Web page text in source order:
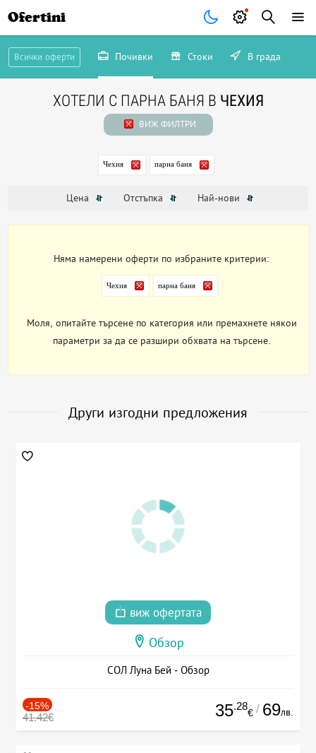
Ofertini
Всички оферти Почивки Стоки В града
ХОТЕЛИ С ПАРНА БАНЯ В ЧЕХИЯ
ВИЖ ФИЛТРИ
Чехия парна баня
Цена Отстъпка Най-нови
Няма намерени оферти по избраните критерии:
Чехия парна баня
Моля, опитайте търсене по категория или премахнете някои
параметри за да се разшири обхвата на търсене.
Други изгодни предложения
виж офертата
Обзор
СОЛ Луна Бей - Обзор
-15%
41.42€ 35.28
€ / 69лв.